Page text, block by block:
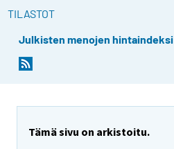
TILASTOT
Julkisten menojen hintaindeksi
Tämä sivu on arkistoitu.